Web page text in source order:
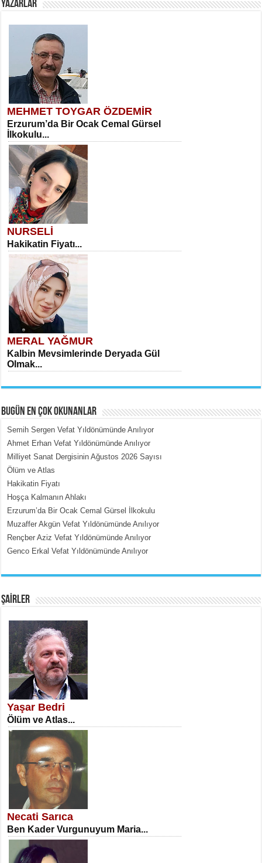
YAZARLAR
MEHMET TOYGAR ÖZDEMİR
Erzurum’da Bir Ocak Cemal Gürsel
İlkokulu...
NURSELİ
Hakikatin Fiyatı...
MERAL YAĞMUR
Kalbin Mevsimlerinde Deryada Gül
Olmak...
MEHMET ÇOBAN
İçerdeki Put Dışardaki Maskeler...
SATILMIŞ ÜMİT ÇETİNKAYA
Erkenlik...
NECLA DİLEK ARSLAN
Öğretmenler Günü Mahkemesi...
BUGÜN EN ÇOK OKUNANLAR
Semih Sergen Vefat Yıldönümünde Anılıyor
Ahmet Erhan Vefat Yıldönümünde Anılıyor
Milliyet Sanat Dergisinin Ağustos 2026 Sayısı
Ölüm ve Atlas
Hakikatin Fiyatı
Hoşça Kalmanın Ahlakı
Erzurum’da Bir Ocak Cemal Gürsel İlkokulu
Muzaffer Akgün Vefat Yıldönümünde Anılıyor
Rençber Aziz Vefat Yıldönümünde Anılıyor
Genco Erkal Vefat Yıldönümünde Anılıyor
ŞAİRLER
Yaşar Bedri
Ölüm ve Atlas...
Necati Sarıca
Ben Kader Vurgunuyum Maria...